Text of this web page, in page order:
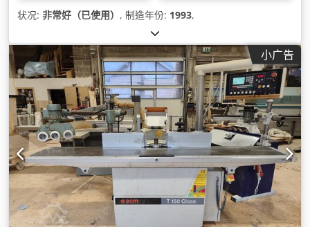
状况: 非常好（已使用） , 制造年份: 1993,
小广告